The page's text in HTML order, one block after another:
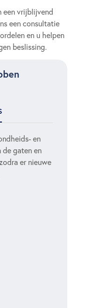
vrijblijvend
een consultatie
en u helpen
beslissing.
en
gaten en
er nieuwe